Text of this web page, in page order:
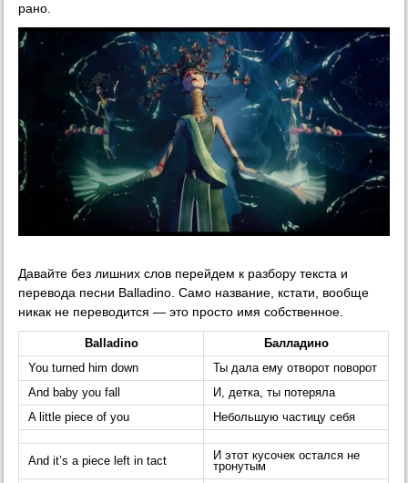
рано.
Давайте без лишних слов перейдем к разбору текста и
перевода песни Balladino. Само название, кстати, вообще
никак не переводится — это просто имя собственное.
Balladino
Балладино
You turned him down
Ты дала ему отворот поворот
And baby you fall
И, детка, ты потеряла
A little piece of you
Небольшую частицу себя
And it’s a piece left in tact
И этот кусочек остался не
тронутым